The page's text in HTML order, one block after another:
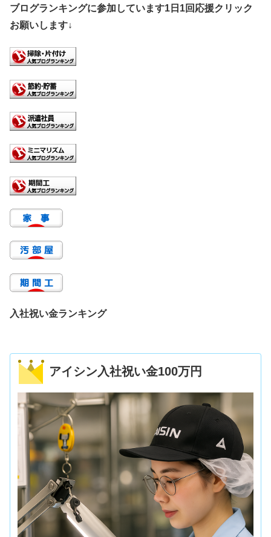
ブログランキングに参加しています1日1回応援クリック
お願いします↓
入社祝い金ランキング
アイシン入社祝い金100万円